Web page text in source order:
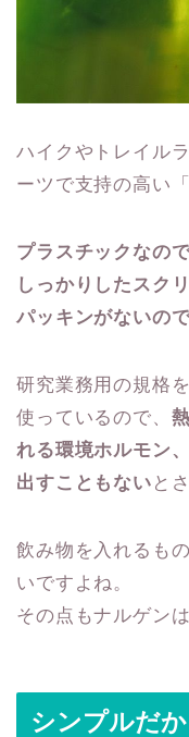
ハイクやトレイル
ーツで支持の高い
プラスチックなの
しっかりしたスク
パッキンがないの
研究業務用の規格
使っているので、
れる環境ホルモン
出すこともない と
飲み物を入れるも
いですよね。
その点もナルゲン
シンプルだ